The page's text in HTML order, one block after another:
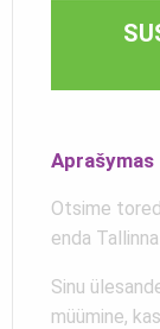
Aprašymas
Otsime
enda
Sinu
müümine,